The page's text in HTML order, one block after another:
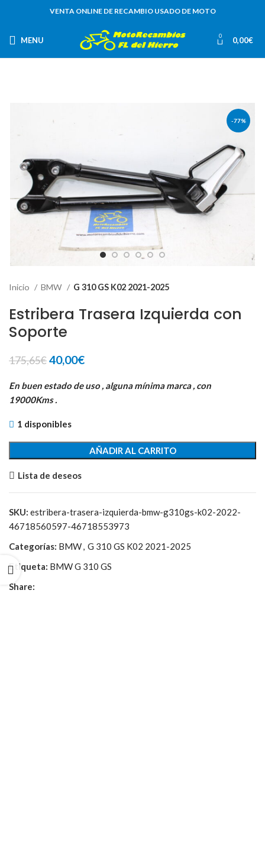
VENTA ONLINE DE RECAMBIO USADO DE MOTO
MENU 0 0,00€
-77%
Inicio BMW G 310 GS K02 2021-2025
Estribera Trasera Izquierda con
Soporte
175,65€El
original
era:
40,00€El
actual
En buen estado de uso , alguna mínima marca , con
19000Kms .
1 disponibles
AÑADIR AL CARRITO
Lista de deseos
SKU: estribera-trasera-izquierda-bmw-g310gs-k02-2022-
46718560597-46718553973
Categorías: BMW, G 310 GS K02 2021-2025
Etiqueta: BMW G 310 GS
Share: